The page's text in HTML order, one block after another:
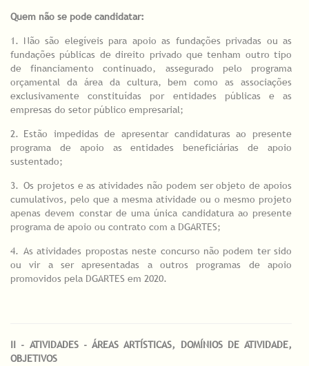
Quem não se pode candidatar:
1. Não são elegíveis para apoio as fundações privadas ou as
fundações públicas de direito privado que tenham outro tipo
de financiamento continuado, assegurado pelo programa
orçamental da área da cultura, bem como as associações
exclusivamente constituídas por entidades públicas e as
empresas do setor público empresarial;
2. Estão impedidas de apresentar candidaturas ao presente
programa de apoio as entidades beneficiárias de apoio
sustentado;
3. Os projetos e as atividades não podem ser objeto de apoios
cumulativos, pelo que a mesma atividade ou o mesmo projeto
apenas devem constar de uma única candidatura ao presente
programa de apoio ou contrato com a DGARTES;
4. As atividades propostas neste concurso não podem ter sido
ou vir a ser apresentadas a outros programas de apoio
promovidos pela DGARTES em 2020.
II - ATIVIDADES - ÁREAS ARTÍSTICAS, DOMÍNIOS DE ATIVIDADE,
OBJETIVOS